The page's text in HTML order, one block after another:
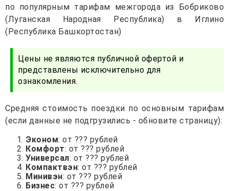
по популярным тарифам межгорода из Бобриково
(Луганская Народная Республика) в Иглино
(Республика Башкортостан)
Цены не являются публичной офертой и
представлены исключительно для
ознакомления.
Средняя стоимость поездки по основным тарифам
(если данные не подгрузились - обновите страницу):
Эконом: от ??? рублей
Комфорт: от ??? рублей
Универсал: от ??? рублей
Компактвэн: от ??? рублей
Минивэн: от ??? рублей
Бизнес: от ??? рублей